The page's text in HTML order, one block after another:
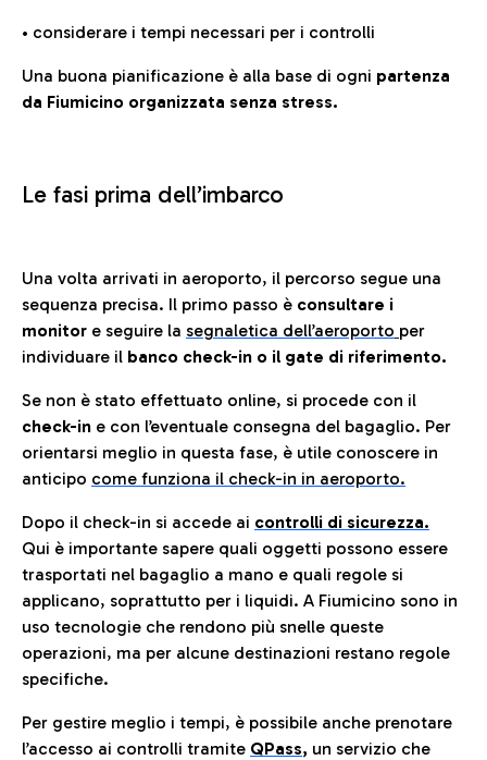
• considerare i tempi necessari per i controlli
Una buona pianificazione è alla base di ogni partenza
da Fiumicino organizzata senza stress.
Le fasi prima dell’imbarco
Una volta arrivati in aeroporto, il percorso segue una
sequenza precisa. Il primo passo è consultare i
monitor e seguire la segnaletica dell’aeroporto per
individuare il banco check-in o il gate di riferimento.
Se non è stato effettuato online, si procede con il
check-in e con l’eventuale consegna del bagaglio. Per
orientarsi meglio in questa fase, è utile conoscere in
anticipo come funziona il check-in in aeroporto.
Dopo il check-in si accede ai controlli di sicurezza.
Qui è importante sapere quali oggetti possono essere
trasportati nel bagaglio a mano e quali regole si
applicano, soprattutto per i liquidi. A Fiumicino sono in
uso tecnologie che rendono più snelle queste
operazioni, ma per alcune destinazioni restano regole
specifiche.
Per gestire meglio i tempi, è possibile anche prenotare
l’accesso ai controlli tramite QPass, un servizio che